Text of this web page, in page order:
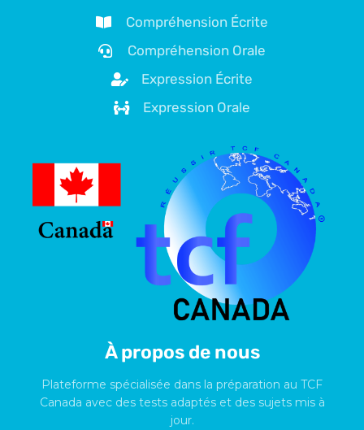
Compréhension Écrite
Compréhension Orale
Expression Écrite
Expression Orale
À propos de nous
Plateforme spécialisée dans la préparation au TCF
Canada avec des tests adaptés et des sujets mis à
jour.